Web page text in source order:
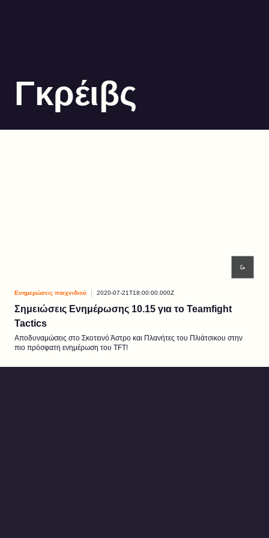
Γκρέιβς
Ενημερώσεις παιχνιδιού 2020-07-21T18:00:00.000Z
Σημειώσεις Ενημέρωσης 10.15 για το Teamfight
Tactics
Αποδυναμώσεις στο Σκοτεινό Άστρο και Πλανήτες του Πλιάτσικου στην
πιο πρόσφατη ενημέρωση του TFT!